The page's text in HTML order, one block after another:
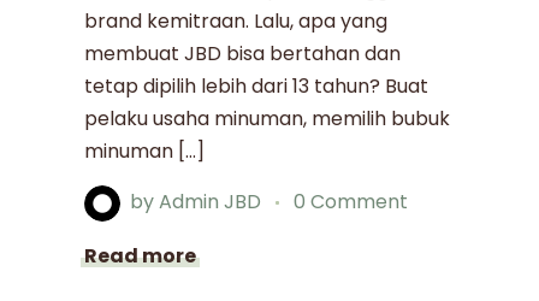
brand kemitraan. Lalu, apa yang
membuat JBD bisa bertahan dan
tetap dipilih lebih dari 13 tahun? Buat
pelaku usaha minuman, memilih bubuk
minuman […]
byAdmin JBD
0 Comment
Read more